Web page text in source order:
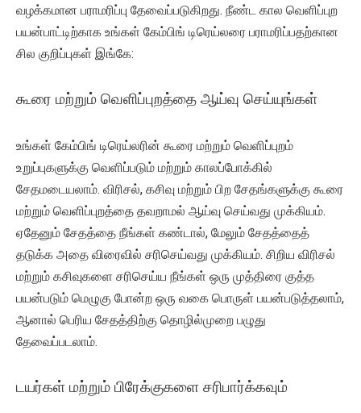
வழக்கமான பராமரிப்பு தேவைப்படுகிறது. நீண்ட கால வெளிப்புற
பயன்பாட்டிற்காக உங்கள் கேம்பிங் டிரெய்லரை பராமரிப்பதற்கான
சில குறிப்புகள் இங்கே:
கூரை மற்றும் வெளிப்புறத்தை ஆய்வு செய்யுங்கள்
உங்கள் கேம்பிங் டிரெய்லரின் கூரை மற்றும் வெளிப்புறம்
உறுப்புகளுக்கு வெளிப்படும் மற்றும் காலப்போக்கில்
சேதமடையலாம். விரிசல், கசிவு மற்றும் பிற சேதங்களுக்கு கூரை
மற்றும் வெளிப்புறத்தை தவறாமல் ஆய்வு செய்வது முக்கியம்.
ஏதேனும் சேதத்தை நீங்கள் கண்டால், மேலும் சேதத்தைத்
தடுக்க அதை விரைவில் சரிசெய்வது முக்கியம். சிறிய விரிசல்
மற்றும் கசிவுகளை சரிசெய்ய நீங்கள் ஒரு முத்திரை குத்த
பயன்படும் மெழுகு போன்ற ஒரு வகை பொருள் பயன்படுத்தலாம்,
ஆனால் பெரிய சேதத்திற்கு தொழில்முறை பழுது
தேவைப்படலாம்.
டயர்கள் மற்றும் பிரேக்குகளை சரிபார்க்கவும்